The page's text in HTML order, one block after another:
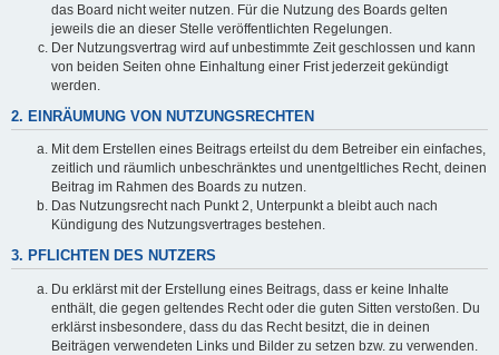
das Board nicht weiter nutzen. Für die Nutzung des Boards gelten
jeweils die an dieser Stelle veröffentlichten Regelungen.
Der Nutzungsvertrag wird auf unbestimmte Zeit geschlossen und kann
von beiden Seiten ohne Einhaltung einer Frist jederzeit gekündigt
werden.
2. EINRÄUMUNG VON NUTZUNGSRECHTEN
Mit dem Erstellen eines Beitrags erteilst du dem Betreiber ein einfaches,
zeitlich und räumlich unbeschränktes und unentgeltliches Recht, deinen
Beitrag im Rahmen des Boards zu nutzen.
Das Nutzungsrecht nach Punkt 2, Unterpunkt a bleibt auch nach
Kündigung des Nutzungsvertrages bestehen.
3. PFLICHTEN DES NUTZERS
Du erklärst mit der Erstellung eines Beitrags, dass er keine Inhalte
enthält, die gegen geltendes Recht oder die guten Sitten verstoßen. Du
erklärst insbesondere, dass du das Recht besitzt, die in deinen
Beiträgen verwendeten Links und Bilder zu setzen bzw. zu verwenden.